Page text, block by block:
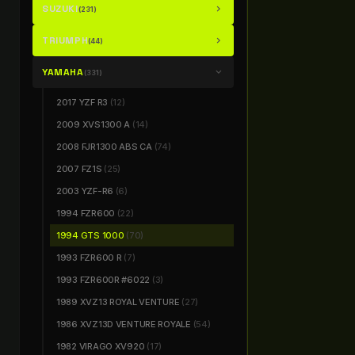
SUZUKI(231) chevron_right
TRIUMPH(44) chevron_right
YAMAHA(331) chevron_right
2017 YZF R3 (12)
2009 XVS1300 A (14)
2008 FJR1300 ABS CA (74)
2007 FZ1S (25)
2003 YZF-R6 (6)
1994 FZR600 (22)
1994 GTS 1000 (70)
1993 FZR600 R (7)
1993 FZR600R #6022 (3)
1989 XVZ13 ROYAL VENTURE (27)
1986 XVZ13D VENTURE ROYALE (54)
1982 VIRAGO XV920 (17)